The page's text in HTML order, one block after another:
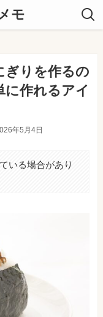
モ
ぎりを作るの
作れるアイ
年5月4日
いる場合があり